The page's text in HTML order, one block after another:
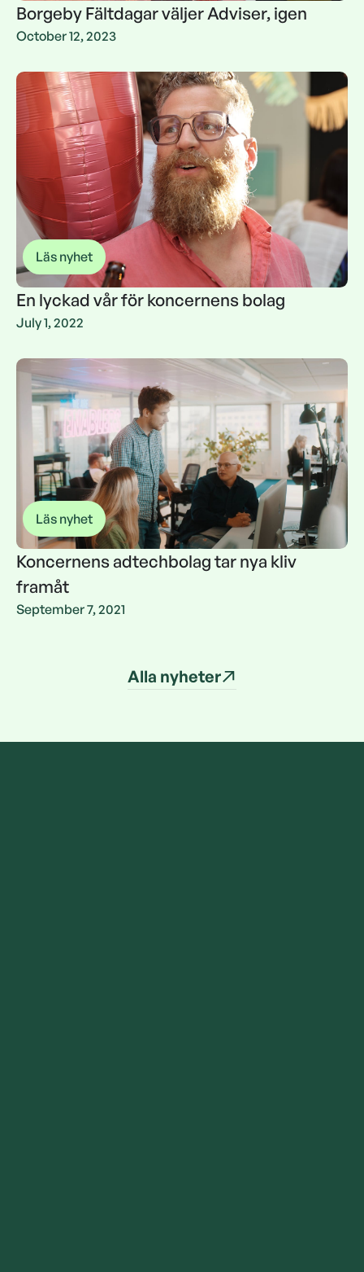
Borgeby Fältdagar väljer Adviser, igen
Borgeby Fältdagar väljer Adviser, igen
October 12, 2023
Läs nyhet
En lyckad vår för koncernens bolag
En lyckad vår för koncernens bolag
July 1, 2022
Läs nyhet
Koncernens adtechbolag tar nya kliv
framåt
Koncernens adtechbolag tar nya kliv
September 7, 2021
Alla nyheter